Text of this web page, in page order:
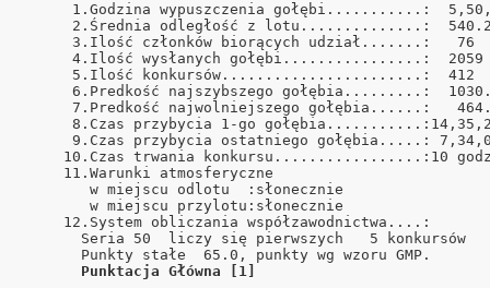
1.Godzina wypuszczenia
2.Średnia odległość z
3.Ilość członków biorących
4.Ilość wysłanych
5.Ilość
6.Predkość najszybszego
7.Predkość najwolniejszego
8.Czas przybycia 1-go
9.Czas przybycia ostatniego
10.Czas trwania
11.Warunki
w miejscu odlotu
w miejscu
12.System obliczania
Seria 50  liczy się
Punkty stałe  65.0,
Punktacja Główna [1]